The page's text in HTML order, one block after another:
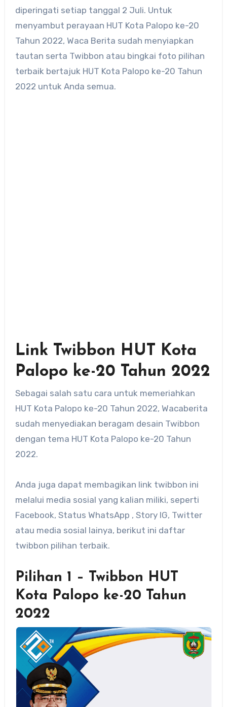
diperingati setiap tanggal 2 Juli. Untuk
menyambut perayaan HUT Kota Palopo ke-20
Tahun 2022, Waca Berita sudah menyiapkan
tautan serta Twibbon atau bingkai foto pilihan
terbaik bertajuk HUT Kota Palopo ke-20 Tahun
2022 untuk Anda semua.
Link Twibbon HUT Kota
Palopo ke-20 Tahun 2022
Sebagai salah satu cara untuk memeriahkan
HUT Kota Palopo ke-20 Tahun 2022, Wacaberita
sudah menyediakan beragam desain Twibbon
dengan tema HUT Kota Palopo ke-20 Tahun
2022.
Anda juga dapat membagikan link twibbon ini
melalui media sosial yang kalian miliki, seperti
Facebook, Status WhatsApp , Story IG, Twitter
atau media sosial lainya, berikut ini daftar
twibbon pilihan terbaik.
Pilihan 1 – Twibbon HUT
Kota Palopo ke-20 Tahun
2022